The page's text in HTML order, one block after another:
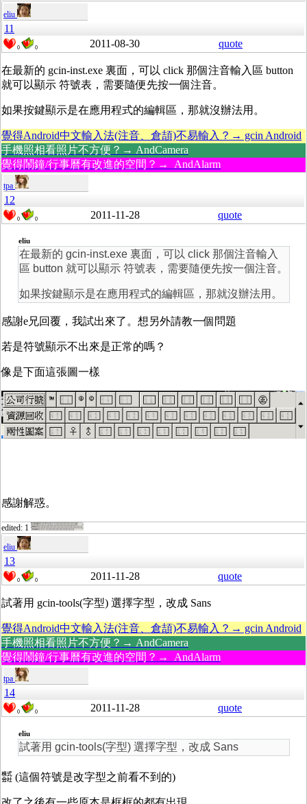
eliu
11
0 0 2011-08-30 quote
在最新的 gcin-inst.exe 裏面，可以 click 那個注音輸入區 button
就可以顯示 符號表，需要隨便先按一個注音。
如果按鍵顯示是在應用程式的編輯區，那就沒辦法用。
覺得Android中文輸入法(注音、倉頡)不易輸入？→ gcin Android
手機照相看照片不方便？→ AndCamera
覺得鬧鐘/行事曆有改進的空間？→ AndAlarm
tpa
12
0 0 2011-11-28 quote
eliu
在最新的 gcin-inst.exe 裏面，可以 click 那個注音輸入
區 button 就可以顯示 符號表，需要隨便先按一個注音。
如果按鍵顯示是在應用程式的編輯區，那就沒辦法用。
感謝e兄回覆，我試出來了。想另外請教一個問題
若是符號顯示不出來是正常的嗎？
像是下面這張圖一樣
感謝解惑。
edited: 1
eliu
13
0 0 2011-11-28 quote
試著用 gcin-tools(字型) 選擇字型，改成 Sans
覺得Android中文輸入法(注音、倉頡)不易輸入？→ gcin Android
手機照相看照片不方便？→ AndCamera
覺得鬧鐘/行事曆有改進的空間？→ AndAlarm
tpa
14
0 0 2011-11-28 quote
eliu
試著用 gcin-tools(字型) 選擇字型，改成 Sans
㍿ (這個符號是改字型之前看不到的)